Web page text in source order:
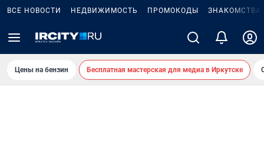
ВСЕ НОВОСТИ НЕДВИЖИМОСТЬ ПРОМОКОДЫ ЗНАКОМСТВА
Цены на бензин Бесплатная мастерская для медиа в Иркутске